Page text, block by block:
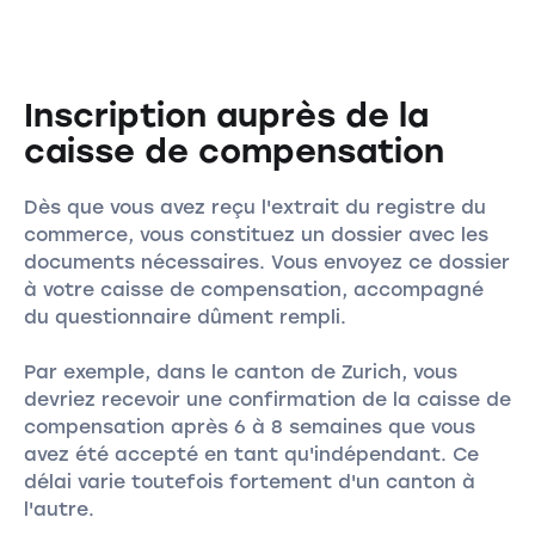
Inscription auprès de la
caisse de compensation
Dès que vous avez reçu l'extrait du registre du
commerce, vous constituez un dossier avec les
documents nécessaires. Vous envoyez ce dossier
à votre caisse de compensation, accompagné
du questionnaire dûment rempli.
Par exemple, dans le canton de Zurich, vous
devriez recevoir une confirmation de la caisse de
compensation après 6 à 8 semaines que vous
avez été accepté en tant qu'indépendant. Ce
délai varie toutefois fortement d'un canton à
l'autre.